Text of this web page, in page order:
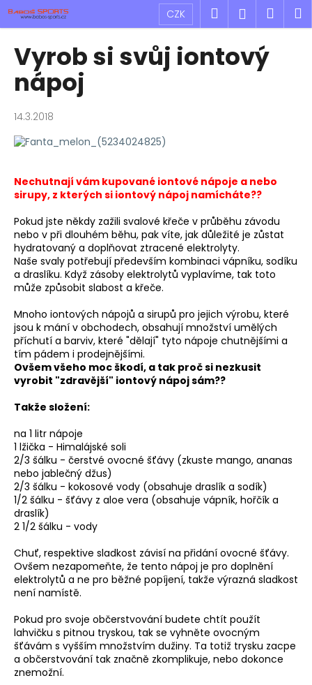
Přejít
obsah
CZK Hledat
Vyrob si svůj iontový
nápoj
14.3.2018
Nechutnají vám kupované iontové nápoje a nebo
sirupy, z kterých si iontový nápoj namícháte??
Pokud jste někdy zažili svalové křeče v průběhu závodu
nebo v při dlouhém běhu, pak víte, jak důležité je zůstat
hydratovaný a doplňovat ztracené elektrolyty.
Naše svaly potřebují především kombinaci vápníku, sodíku
a draslíku. Když zásoby elektrolytů vyplavíme, tak toto
může způsobit slabost a křeče.
Mnoho iontových nápojů a sirupů pro jejich výrobu, které
jsou k mání v obchodech, obsahují množství umělých
příchutí a barviv, které "dělají" tyto nápoje chutnějšími a
tím pádem i prodejnějšími.
Ovšem všeho moc škodí, a tak proč si nezkusit
vyrobit "zdravější" iontový nápoj sám??
Takže složení:
na 1 litr nápoje
1 lžička - Himalájské soli
2/3 šálku - čerstvé ovocné šťávy (zkuste mango, ananas
nebo jablečný džus)
2/3 šálku - kokosové vody (obsahuje draslík a sodík)
1/2 šálku - šťávy z aloe vera (obsahuje vápník, hořčík a
draslík)
2 1/2 šálku - vody
Chuť, respektive sladkost závisí na přidání ovocné šťávy.
Ovšem nezapomeňte, že tento nápoj je pro doplnění
elektrolytů a ne pro běžné popíjení, takže výrazná sladkost
není namístě.
Pokud pro svoje občerstvování budete chtít použít
lahvičku s pitnou tryskou, tak se vyhněte ovocným
šťávám s vyšším množstvím dužiny. Ta totiž trysku zacpe
a občerstvování tak značně zkomplikuje, nebo dokonce
znemožní.
K
o
C
o
p
o
t
e
b
u
j
e
t
e
n
a
j
í
t
?
D
o
p
o
r
u
č
u
j
e